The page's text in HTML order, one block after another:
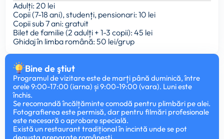
Adulți: 20 lei
Copii (7-18 ani), studenți, pensionari: 10 lei
Copii sub 7 ani: gratuit
Bilet de familie (2 adulți + 1-3 copii): 45 lei
Ghidaj în limba română: 50 lei/grup
Bine de ştiut
Programul de vizitare este de marți până duminică, între
orele 9:00-17:00 (iarna) și 9:00-19:00 (vara). Luni este
închis.
Se recomandă încălțăminte comodă pentru plimbări pe alei.
Fotografierea este permisă, dar pentru filmări profesionale
este necesară o aprobare specială.
Există un restaurant tradițional în incintă unde se pot